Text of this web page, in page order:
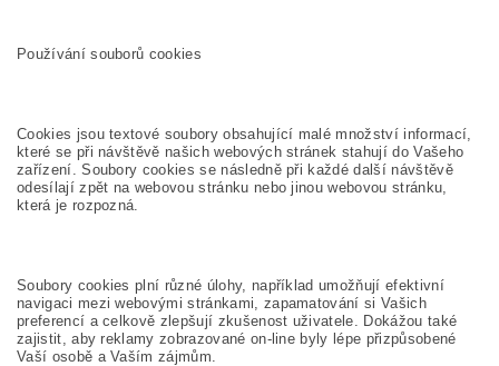
Používání souborů cookies
Cookies jsou textové soubory obsahující malé množství informací,
které se při návštěvě našich webových stránek stahují do Vašeho
zařízení. Soubory cookies se následně při každé další návštěvě
odesílají zpět na webovou stránku nebo jinou webovou stránku,
která je rozpozná.
Soubory cookies plní různé úlohy, například umožňují efektivní
navigaci mezi webovými stránkami, zapamatování si Vašich
preferencí a celkově zlepšují zkušenost uživatele. Dokážou také
zajistit, aby reklamy zobrazované on-line byly lépe přizpůsobené
Vaší osobě a Vaším zájmům.